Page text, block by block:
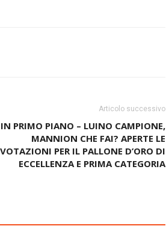
Articolo successivo
IN PRIMO PIANO – LUINO CAMPIONE,
MANNION CHE FAI? APERTE LE
VOTAZIONI PER IL PALLONE D’ORO DI
ECCELLENZA E PRIMA CATEGORIA